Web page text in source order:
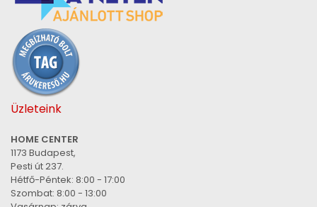
Üzleteink
HOME CENTER
1173 Budapest,
Pesti út 237.
Hétfő-Péntek: 8:00 - 17:00
Szombat: 8:00 - 13:00